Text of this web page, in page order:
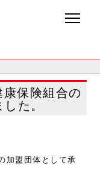
保険組合の
た。
加盟団体として承